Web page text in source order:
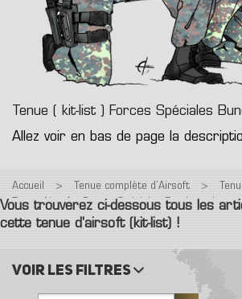
Tenue ( kit-list ) Forces Spéciales
Allez voir en bas de page la
Accueil > Tenue complète d’Airsoft >
Tenue Airsoft : Forces Spéciales Bundeswehr
Vous trouverez ci-dessous tous les
cette tenue d'airsoft (kit-list) !
Voir les filtres